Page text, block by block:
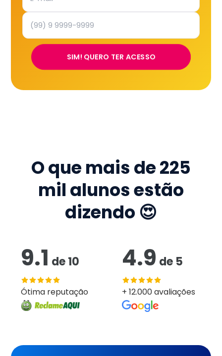
SIM! QUERO TER ACESSO
O que mais de225
mil alunos estão
dizendo 😍
9.1 de10
Ótima reputação
4.9 de 5
+ 12.000 avaliações